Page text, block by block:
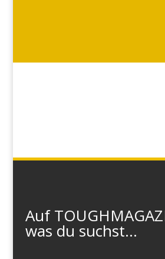
Auf
was du suchst...